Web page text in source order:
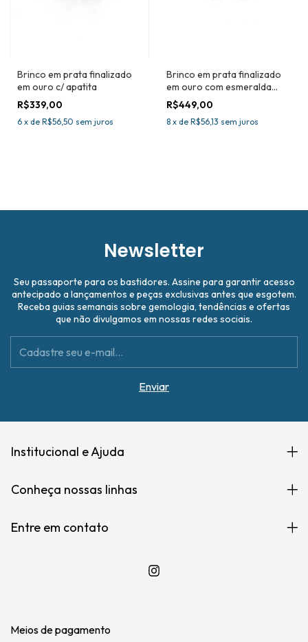
Brinco em prata finalizado
em ouro c/ apatita
R$339,00
6 x de R$56,50 sem juros
Brinco em prata finalizado
em ouro com esmeralda
natural
R$449,00
8 x de R$56,13 sem juros
Newsletter
Seu passaporte para os bastidores. Assine para garantir acesso
antecipado a lançamentos e peças exclusivas antes que esgotem.
Receba guias semanais sobre gemologia, tendências e ofertas
que não divulgamos em nossas redes sociais.
Institucional e Ajuda
Conheça nossas linhas
Entre em contato
Meios de pagamento